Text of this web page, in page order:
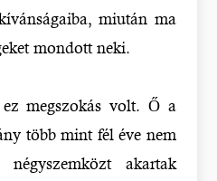
miután ma
mondott neki.
megszokás volt. Ő a
több mint fél éve nem
négyszemközt akartak